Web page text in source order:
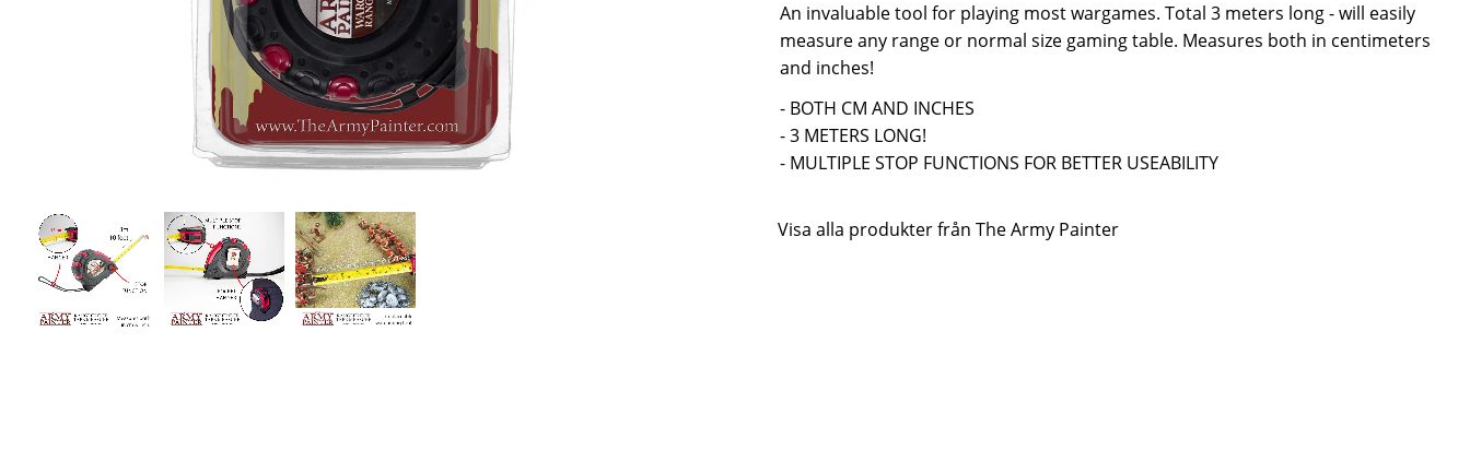
An invaluable tool for playing most wargames. Total 3 meters long - will easily
measure any range or normal size gaming table. Measures both in centimeters
and inches!
- BOTH CM AND INCHES
- 3 METERS LONG!
- MULTIPLE STOP FUNCTIONS FOR BETTER USEABILITY
Visa alla produkter från The Army Painter